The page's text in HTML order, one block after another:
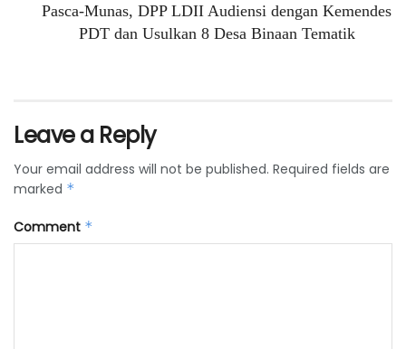
Pasca-Munas, DPP LDII Audiensi dengan Kemendes
PDT dan Usulkan 8 Desa Binaan Tematik
Leave a Reply
Your email address will not be published. Required fields are
marked *
Comment *